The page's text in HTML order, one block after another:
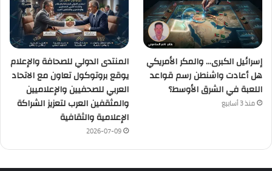
إسرائيل الكبرى… والمكر الأمريكي
هل أعادت واشنطن رسم قواعد
اللعبة في الشرق الأوسط؟
منذ 3 أسابيع
المنتدى الدولي للصحافة والإعلام
يوقع بروتوكول تعاون مع الاتحاد
العربي للصحفيين والإعلاميين
والمثقفين العرب لتعزيز الشراكة
الإعلامية والثقافية
2026-07-09